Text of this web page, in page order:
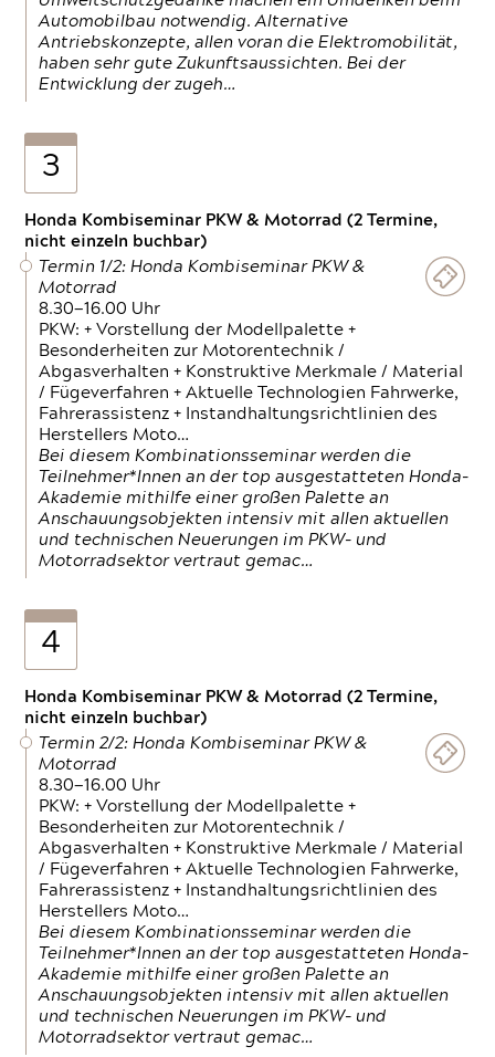
Automobilbau notwendig. Alternative
Antriebskonzepte, allen voran die Elektromobilität,
haben sehr gute Zukunftsaussichten. Bei der
Entwicklung der zugeh…
3
Honda Kombiseminar PKW & Motorrad (2 Termine,
nicht einzeln buchbar)
Termin 1/2: Honda Kombiseminar PKW &
Motorrad
8.30—16.00 Uhr
PKW: + Vorstellung der Modellpalette +
Besonderheiten zur Motorentechnik /
Abgasverhalten + Konstruktive Merkmale / Material
/ Fügeverfahren + Aktuelle Technologien Fahrwerke,
Fahrerassistenz + Instandhaltungsrichtlinien des
Herstellers Moto…
Bei diesem Kombinationsseminar werden die
Teilnehmer*Innen an der top ausgestatteten Honda-
Akademie mithilfe einer großen Palette an
Anschauungsobjekten intensiv mit allen aktuellen
und technischen Neuerungen im PKW- und
Motorradsektor vertraut gemac…
4
Honda Kombiseminar PKW & Motorrad (2 Termine,
nicht einzeln buchbar)
Termin 2/2: Honda Kombiseminar PKW &
Motorrad
8.30—16.00 Uhr
PKW: + Vorstellung der Modellpalette +
Besonderheiten zur Motorentechnik /
Abgasverhalten + Konstruktive Merkmale / Material
/ Fügeverfahren + Aktuelle Technologien Fahrwerke,
Fahrerassistenz + Instandhaltungsrichtlinien des
Herstellers Moto…
Bei diesem Kombinationsseminar werden die
Teilnehmer*Innen an der top ausgestatteten Honda-
Akademie mithilfe einer großen Palette an
Anschauungsobjekten intensiv mit allen aktuellen
und technischen Neuerungen im PKW- und
Motorradsektor vertraut gemac…